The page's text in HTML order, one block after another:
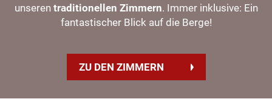
unseren traditionellen Zimmern. Immer inklusive: Ein
fantastischer Blick auf die Berge!
ZU DEN ZIMMERN